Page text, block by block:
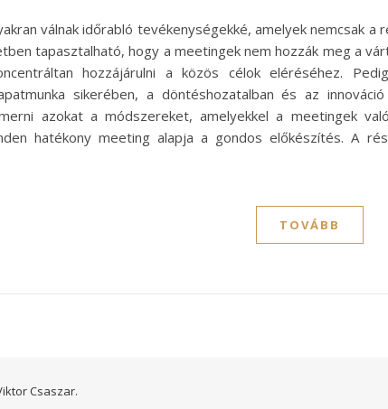
válnak időrabló tevékenységekké, amelyek nemcsak
tapasztalható, hogy a meetingek nem hozzák meg a
hozzájárulni a közös célok eléréséhez.
sikerében, a döntéshozatalban és az
azokat a módszereket, amelyekkel a meetingek
hatékony meeting alapja a gondos előkészítés. A
TOVÁBB
Csaszar.